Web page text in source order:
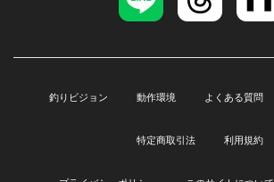
釣りビジョン 動作環境 よくある質問
特定商取引法 利用規約